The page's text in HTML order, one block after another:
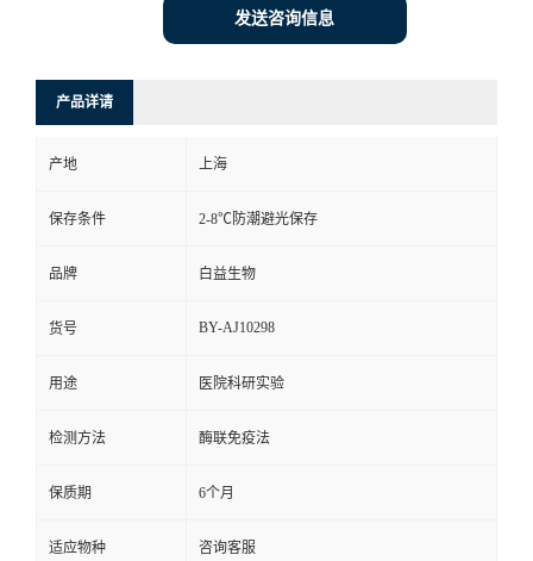
发送咨询信息
产品详请
产地 上海
保存条件 2-8℃防潮避光保存
品牌 白益生物
货号 BY-AJ10298
用途 医院科研实验
检测方法 酶联免疫法
保质期 6个月
适应物种 咨询客服